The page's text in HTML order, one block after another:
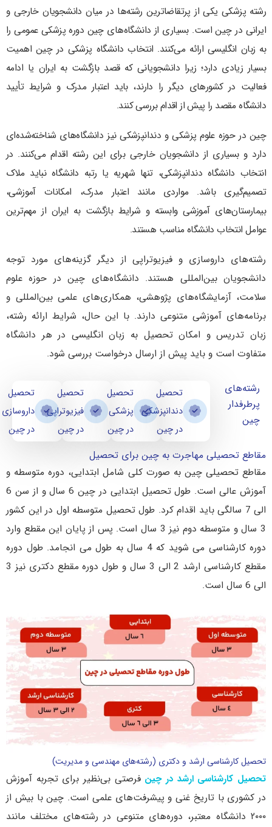
رشته پزشکی یکی از پرتقاضاترین رشته‌ها در میان دانشجویان خارجی و
ایرانی در چین است. بسیاری از دانشگاه‌های چین دوره پزشکی عمومی را
به زبان انگلیسی ارائه می‌کنند. انتخاب دانشگاه پزشکی در چین اهمیت
بسیار زیادی دارد؛ زیرا دانشجویانی که قصد بازگشت به ایران یا ادامه
فعالیت در کشورهای دیگر را دارند، باید اعتبار مدرک و شرایط تأیید
دانشگاه مقصد را پیش از اقدام بررسی کنند.
چین در حوزه علوم پزشکی و دندانپزشکی نیز دانشگاه‌های شناخته‌شده‌ای
دارد و بسیاری از دانشجویان خارجی برای این رشته اقدام می‌کنند. در
انتخاب دانشگاه دندانپزشکی، تنها شهریه یا رتبه دانشگاه نباید ملاک
تصمیم‌گیری باشد. مواردی مانند اعتبار مدرک، امکانات آموزشی،
بیمارستان‌های آموزشی وابسته و شرایط بازگشت به ایران از مهم‌ترین
عوامل انتخاب دانشگاه مناسب هستند.
رشته‌های داروسازی و فیزیوتراپی از دیگر گزینه‌های مورد توجه
دانشجویان بین‌المللی هستند. دانشگاه‌های چین در حوزه علوم
سلامت، آزمایشگاه‌های پژوهشی، همکاری‌های علمی بین‌المللی و
برنامه‌های آموزشی متنوعی دارند. با این حال، شرایط ارائه رشته،
زبان تدریس و امکان تحصیل به زبان انگلیسی در هر دانشگاه
متفاوت است و باید پیش از ارسال درخواست بررسی شود.
رشته‌های
پرطرفدار
چین
تحصیل
دندانپزشکی
در چین
تحصیل
پزشکی
در چین
تحصیل
فیزیوتراپی
در چین
تحصیل
داروسازی
در چین
مقاطع تحصیلی مهاجرت به چین برای تحصیل
مقاطع تحصیلی چین به صورت کلی شامل ابتدایی، دوره متوسطه و
آموزش عالی است. طول تحصیل ابتدایی در چین 6 سال و از سن 6
الی 7 سالگی باید اقدام کرد. طول تحصیل متوسطه اول در این کشور
3 سال و متوسطه دوم نیز 3 سال است. پس از پایان این مقطع وارد
دوره کارشناسی می شوید که 4 سال به طول می انجامد. طول دوره
مقطع کارشناسی ارشد 2 الی 3 سال و طول دوره مقطع دکتری نیز 3
الی 6 سال است.
تحصیل کارشناسی ارشد و دکتری (رشته‌های مهندسی و مدیریت)
تحصیل کارشناسی‌ ارشد در چین فرصتی بی‌نظیر برای تجربه آموزش
در کشوری با تاریخ غنی و پیشرفت‌های علمی است. چین با بیش از
۲۰۰۰ دانشگاه معتبر، دوره‌های متنوعی در رشته‌های مختلف مانند